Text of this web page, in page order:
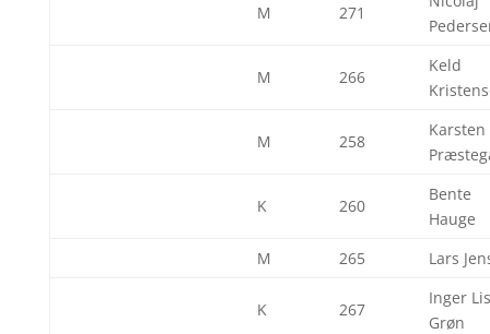
M 271
M 266
Keld
M 258
Karsten
K 260
Bente
Hauge
M
265 Lars
K 267
Inger
Grøn